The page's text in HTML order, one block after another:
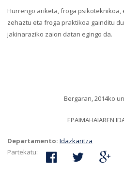
Hurrengo ariketa, froga psikoteknikoa,
zehaztu eta froga praktikoa gainditu
jakinaraziko zaion datan egingo da.
Bergaran, 2014ko
EPAIMAHAIAREN
Departamento: Idazkaritza
Partekatu: